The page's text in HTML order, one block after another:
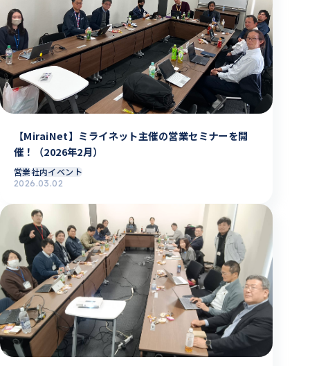
【MiraiNet】ミライネット主催の営業セミナーを開
催！（2026年2月）
営業社内イベント
2026.03.02